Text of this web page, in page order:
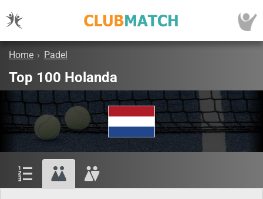
Home › Padel
Top 100 Holanda